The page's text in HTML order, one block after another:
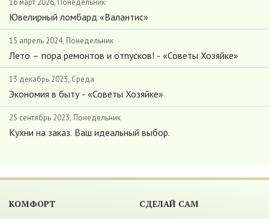
16 март 2026, Понедельник
Ювелирный ломбард «Валантис»
15 апрель 2024, Понедельник
Лето – пора ремонтов и отпусков! - «Советы Хозяйке»
13 декабрь 2023, Среда
Экономия в быту - «Советы Хозяйке»
25 сентябрь 2023, Понедельник
Кухни на заказ. Ваш идеальный выбор.
КОМФОРТ СДЕЛАЙ САМ